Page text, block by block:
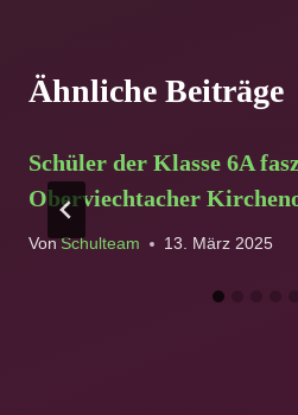
Ähnliche Beiträge
Schüler der Klasse 6A
Oberviechtacher
Von Schulteam 13. März 2025